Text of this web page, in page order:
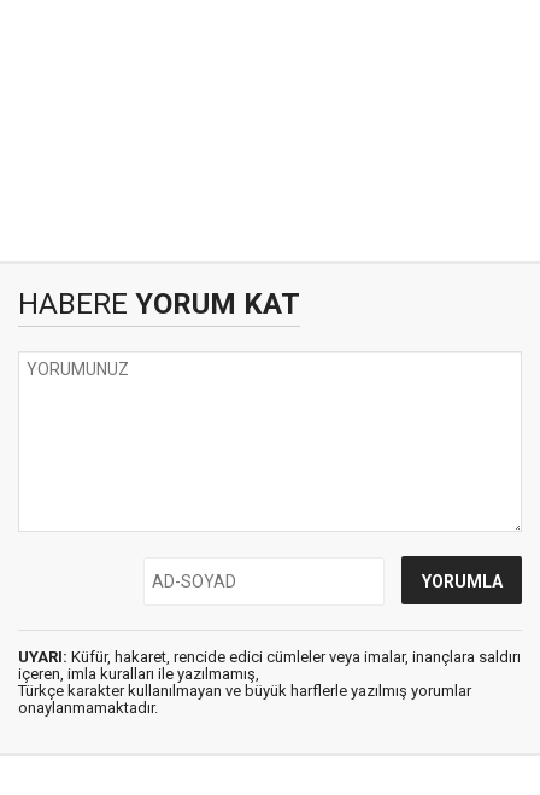
HABERE YORUM KAT
UYARI: Küfür, hakaret, rencide edici cümleler veya imalar, inançlara saldırı
içeren, imla kuralları ile yazılmamış,
Türkçe karakter kullanılmayan ve büyük harflerle yazılmış yorumlar
onaylanmamaktadır.